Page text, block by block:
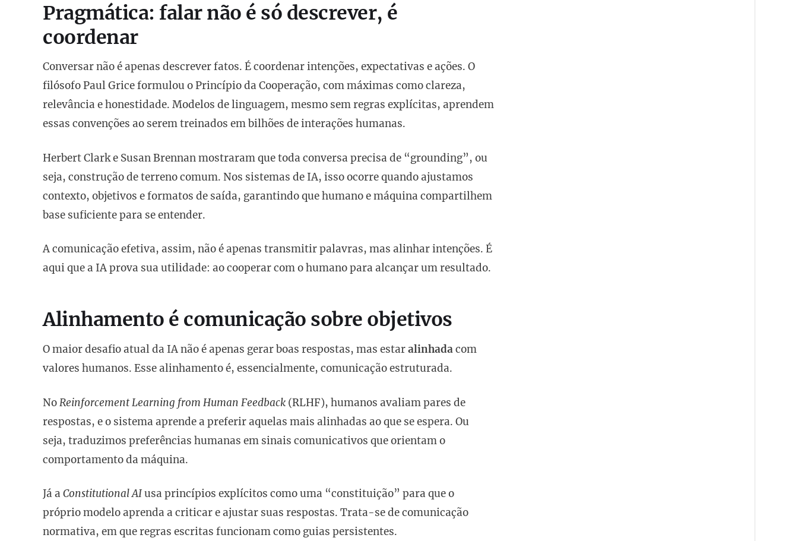
Pragmática: falar não é só descrever, é
coordenar
Conversar não é apenas descrever fatos. É coordenar intenções, expectativas e ações. O
filósofo Paul Grice formulou o Princípio da Cooperação, com máximas como clareza,
relevância e honestidade. Modelos de linguagem, mesmo sem regras explícitas, aprendem
essas convenções ao serem treinados em bilhões de interações humanas.
Herbert Clark e Susan Brennan mostraram que toda conversa precisa de “grounding”, ou
seja, construção de terreno comum. Nos sistemas de IA, isso ocorre quando ajustamos
contexto, objetivos e formatos de saída, garantindo que humano e máquina compartilhem
base suficiente para se entender.
A comunicação efetiva, assim, não é apenas transmitir palavras, mas alinhar intenções. É
aqui que a IA prova sua utilidade: ao cooperar com o humano para alcançar um resultado.
Alinhamento é comunicação sobre objetivos
O maior desafio atual da IA não é apenas gerar boas respostas, mas estaralinhadacom
valores humanos. Esse alinhamento é, essencialmente, comunicação estruturada.
NoReinforcement Learning from Human Feedback (RLHF), humanos avaliam pares de
respostas, e o sistema aprende a preferir aquelas mais alinhadas ao que se espera. Ou
seja, traduzimos preferências humanas em sinais comunicativos que orientam o
comportamento da máquina.
Já a Constitutional AIusa princípios explícitos como uma “constituição” para que o
próprio modelo aprenda a criticar e ajustar suas respostas. Trata-se de comunicação
normativa, em que regras escritas funcionam como guias persistentes.